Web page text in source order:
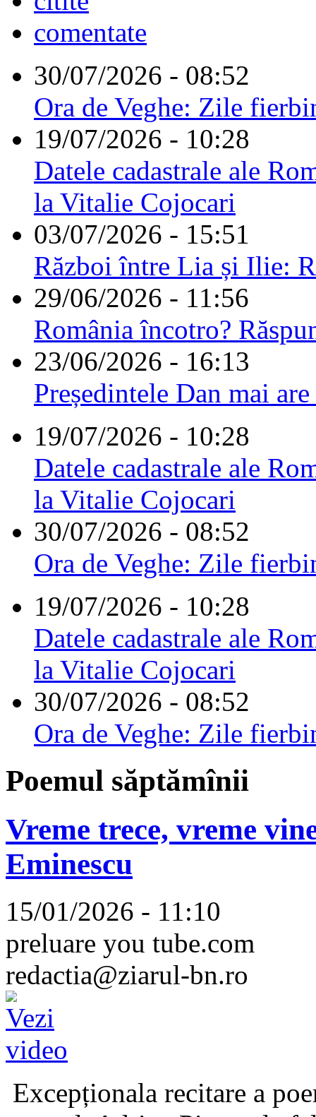
comentate
30/07/2026 - 08:52
Ora de Veghe: Zile
19/07/2026 - 10:28
Datele cadastrale ale
la Vitalie Cojocari
03/07/2026 - 15:51
Război între Lia și Ilie:
29/06/2026 - 11:56
România încotro?
23/06/2026 - 16:13
Președintele Dan mai
19/07/2026 - 10:28
Datele cadastrale ale
la Vitalie Cojocari
30/07/2026 - 08:52
Ora de Veghe: Zile
19/07/2026 - 10:28
Datele cadastrale ale
la Vitalie Cojocari
30/07/2026 - 08:52
Ora de Veghe: Zile
Poemul săptămînii
Vreme trece, vreme
Eminescu
15/01/2026 - 11:10
preluare you tube.com
redactia@ziarul-bn.ro
Excepționala recitare a